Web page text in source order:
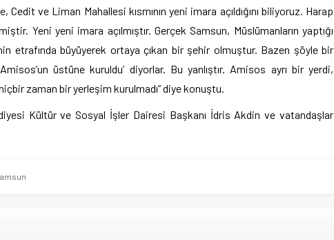
Cedit ve Liman Mahallesi kısmının yeni imara açıldığını biliyoruz. Harap
Yeni yeni imara açılmıştır. Gerçek Samsun, Müslümanların yaptığı
etrafında büyüyerek ortaya çıkan bir şehir olmuştur. Bazen şöyle bir
üstüne kuruldu’ diyorlar. Bu yanlıştır. Amisos ayrı bir yerdi,
zaman bir yerleşim kurulmadı” diye konuştu.
Kültür ve Sosyal İşler Dairesi Başkanı İdris Akdin ve vatandaşlar